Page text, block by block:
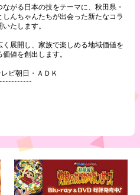
がる日本の技をテーマに、秋田県・
んちゃんたちが出会った新たなコラ
たします。
展開し、家族で楽しめる地域価値を
値を創出します。
ビ朝日・ＡＤＫ